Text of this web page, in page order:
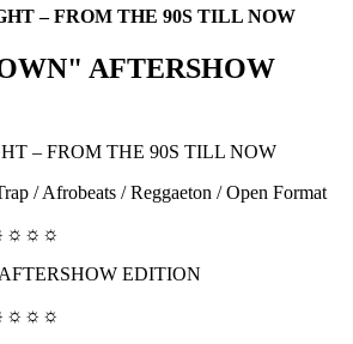
– FROM THE 90S TILL NOW
AFTERSHOW
– FROM THE 90S TILL NOW
/ Afrobeats / Reggaeton / Open Format
EDITION